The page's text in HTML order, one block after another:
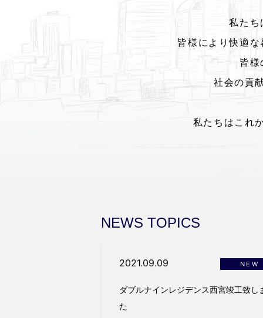
私たち
皆様により快適
皆
社会の貢
私たちはこれ
NEWS TOPICS
2021.09.09 NEW
ダブルナインレジデンス西宮竣工致し
た